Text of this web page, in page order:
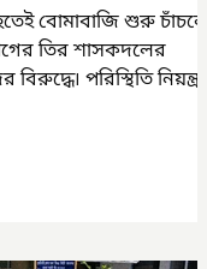
বোমাবাজি শুরু চাঁচলে৷
তির শাসকদলের
বিরুদ্ধে৷ পরিস্থিতি নিয়ন্ত্রণে